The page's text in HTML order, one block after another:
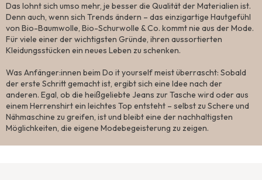
Das lohnt sich umso mehr, je besser die Qualität der Materialien ist.
Denn auch, wenn sich Trends ändern – das einzigartige Hautgefühl
von Bio-Baumwolle, Bio-Schurwolle & Co. kommt nie aus der Mode.
Für viele einer der wichtigsten Gründe, ihren aussortierten
Kleidungsstücken ein neues Leben zu schenken.​
Was Anfänger:innen beim Do it yourself meist überrascht: Sobald
der erste Schritt gemacht ist, ergibt sich eine Idee nach der
anderen. Egal, ob die heißgeliebte Jeans zur Tasche wird oder aus
einem Herrenshirt ein leichtes Top entsteht – selbst zu Schere und
Nähmaschine zu greifen, ist und bleibt eine der nachhaltigsten
Möglichkeiten, die eigene Modebegeisterung zu zeigen.